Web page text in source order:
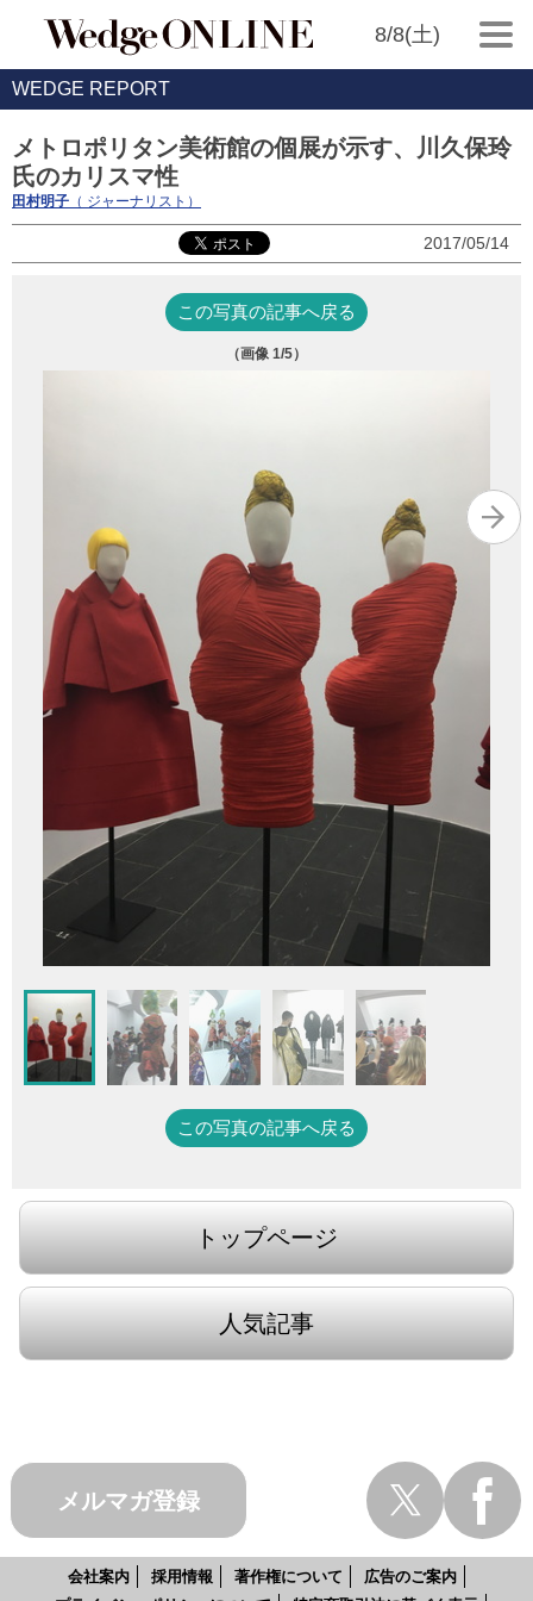
8/8(土)
WEDGE REPORT
メトロポリタン美術館の個展が示す、川久保玲
氏のカリスマ性
田村明子 （ ジャーナリスト）
2017/05/14
この写真の記事へ戻る
（画像 1/5）
この写真の記事へ戻る
トップページ
人気記事
メルマガ登録
会社案内 採用情報 著作権について
広告のご案内